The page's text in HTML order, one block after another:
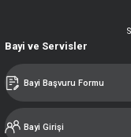
Bayi ve Servisler
Bayi Başvuru Formu
Bayi Girişi